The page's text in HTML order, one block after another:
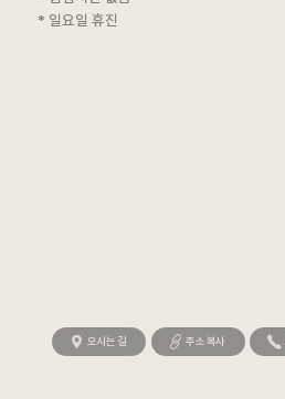
* 일요일 휴진
오시는 길 주소 복사